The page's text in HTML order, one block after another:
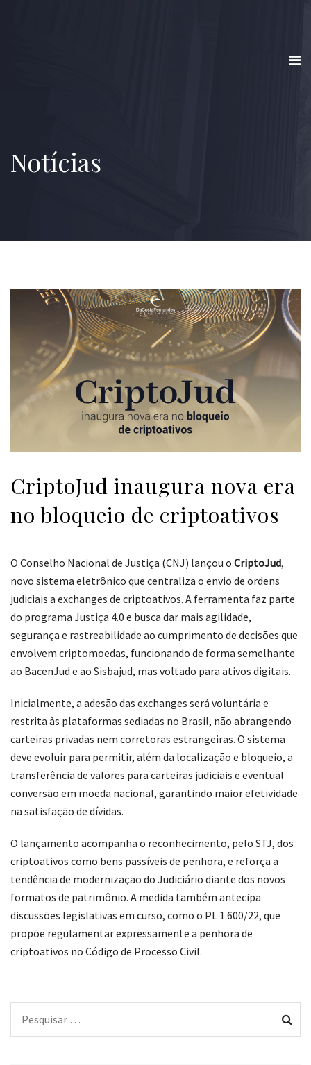
Notícias
CriptoJud inaugura nova era
no bloqueio de criptoativos
O Conselho Nacional de Justiça (CNJ) lançou o CriptoJud,
novo sistema eletrônico que centraliza o envio de ordens
judiciais a exchanges de criptoativos. A ferramenta faz parte
do programa Justiça 4.0 e busca dar mais agilidade,
segurança e rastreabilidade ao cumprimento de decisões que
envolvem criptomoedas, funcionando de forma semelhante
ao BacenJud e ao Sisbajud, mas voltado para ativos digitais.
Inicialmente, a adesão das exchanges será voluntária e
restrita às plataformas sediadas no Brasil, não abrangendo
carteiras privadas nem corretoras estrangeiras. O sistema
deve evoluir para permitir, além da localização e bloqueio, a
transferência de valores para carteiras judiciais e eventual
conversão em moeda nacional, garantindo maior efetividade
na satisfação de dívidas.
O lançamento acompanha o reconhecimento, pelo STJ, dos
criptoativos como bens passíveis de penhora, e reforça a
tendência de modernização do Judiciário diante dos novos
formatos de patrimônio. A medida também antecipa
discussões legislativas em curso, como o PL 1.600/22, que
propõe regulamentar expressamente a penhora de
criptoativos no Código de Processo Civil.